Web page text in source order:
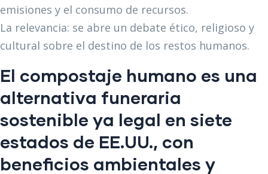
emisiones y el consumo de recursos.
La relevancia: se abre un debate ético, religioso y
cultural sobre el destino de los restos humanos.
El compostaje humano es una
alternativa funeraria
sostenible ya legal en siete
estados de EE.UU., con
beneficios ambientales y